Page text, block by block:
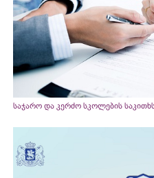
საჯარო და კერძო სკოლების